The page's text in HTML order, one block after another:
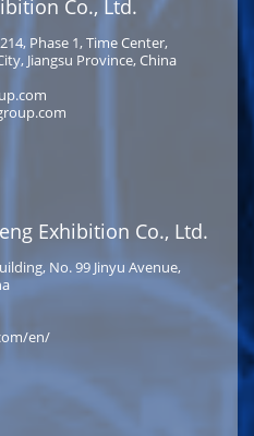
Co., Ltd.
Phase 1, Time Center,
Jiangsu Province, China
Exhibition Co., Ltd.
No. 99 Jinyu Avenue,
en/